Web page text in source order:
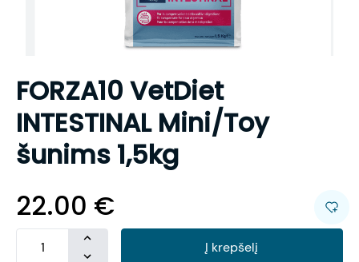
FORZA10 VetDiet
INTESTINAL Mini/Toy
šunims 1,5kg
22.00 €
Į krepšelį